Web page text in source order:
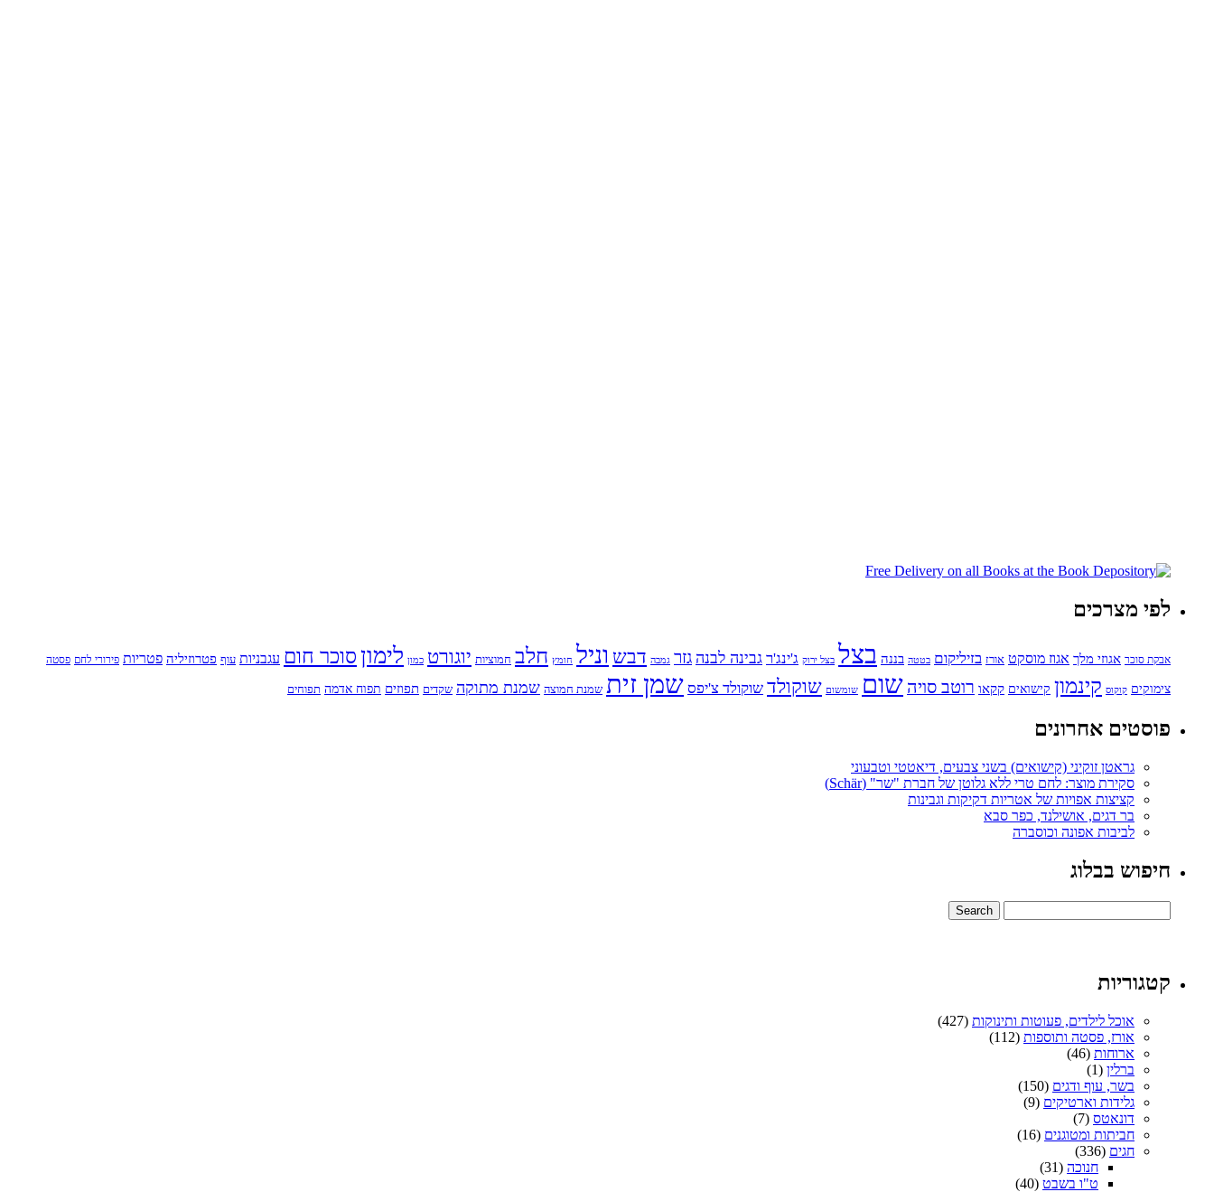
לפי מצרכים
אבקת סוכר אגוזי מלך אגוז מוסקט אורז בזיליקום בטטה בננה בצל בצל ירוק ג'ינג'ר גבינה לבנה גזר גמבה דבש וניל חומץ חלב חמוציות יוגורט כמון לימוןסוכר חום עגבניות עוף פטרוזיליה פטריות פירורי לחם פסטה
צימוקים קוקוס קינמון קישואים קקאו רוטב סויה שום שומשום שוקולד שוקולד צ'יפס שמן זית שמנת חמוצה שמנת מתוקה שקדים תפוזים תפוח אדמה תפוחים
פוסטים אחרונים
גראטן זוקיני (קישואים) בשני צבעים, דיאטטי וטבעוני
סקירת מוצר: לחם טרי ללא גלוטן של חברת "שר" (Schär)
קציצות אפויות של אטריות דקיקות וגבינות
בר דגים, אושילנד, כפר סבא
לביבות אפונה וכוסברה
חיפוש בבלוג
קטגוריות
אוכל לילדים, פעוטות ותינוקות (427)
אורז, פסטה ותוספות (112)
ארוחות (46)
ברלין (1)
בשר, עוף ודגים (150)
גלידות וארטיקים (9)
דונאטס (7)
חביתות ומטוגנים (16)
חגים (336)
חנוכה (31)
ט"ו בשבט (40)